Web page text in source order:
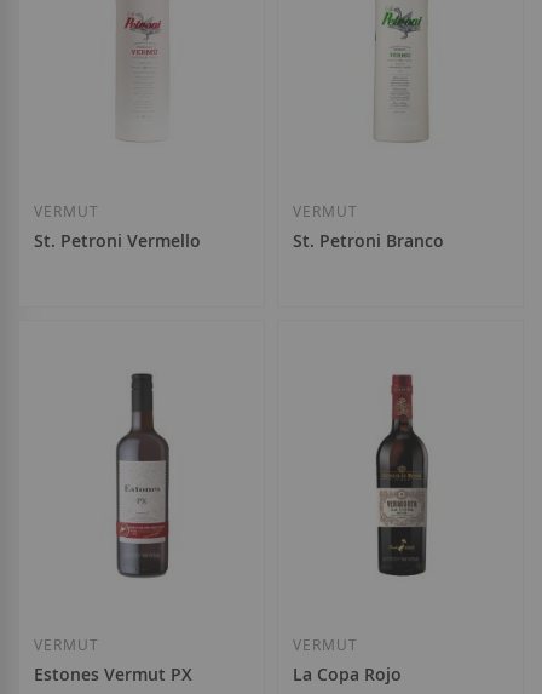
VERMUT
St. Petroni Vermello
Añadir a la Lista de Deseos
VERMUT
St. Petroni Branco
Añadir a la Lista
VERMUT
Estones Vermut PX
VERMUT
La Copa Rojo